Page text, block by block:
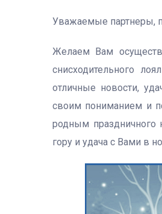
Уважаемые партнеры,
Желаем Вам
снисходительного
отличные новости,
своим пониманием и
родным праздничного
гору и удача с Вами в